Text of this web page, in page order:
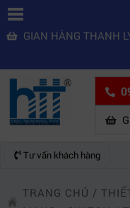
GIAN HÀNG THANH
Tư vấn khách hàng
TRANG CHỦ /